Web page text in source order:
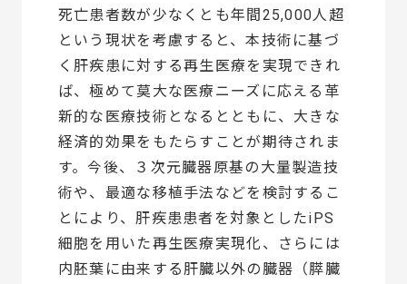
死亡患者数が少なくとも年間25,000人超
という現状を考慮すると、本技術に基づ
く肝疾患に対する再生医療を実現できれ
ば、極めて莫大な医療ニーズに応える革
新的な医療技術となるとともに、大きな
経済的効果をもたらすことが期待されま
す。今後、３次元臓器原基の大量製造技
術や、最適な移植手法などを検討するこ
とにより、肝疾患患者を対象としたiPS
細胞を用いた再生医療実現化、さらには
内胚葉に由来する肝臓以外の臓器（膵臓